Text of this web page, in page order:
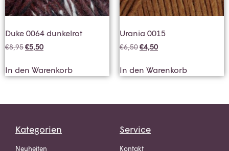
Duke 0064 dunkelrot
€8,95€5,50
In den Warenkorb
Urania 0015
€6,50€4,50
In den Warenkorb
Kategorien
Neuheiten
Service
Kontakt